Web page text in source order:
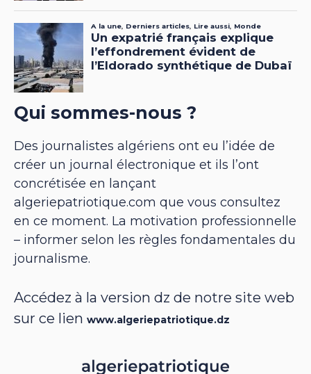
Qui sommes-nous ?
Des journalistes algériens ont eu l’idée de
créer un journal électronique et ils l’ont
concrétisée en lançant
algeriepatriotique.com que vous consultez
en ce moment. La motivation professionnelle
– informer selon les règles fondamentales du
journalisme.
Accédez à la version dz de notre site web
sur ce lien www.algeriepatriotique.dz